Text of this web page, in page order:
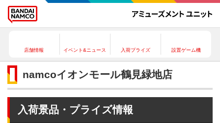
店舗情報 イベント&ニュース 入荷プライズ 設置ゲーム機
namcoイオンモール鶴見緑地店
入荷景品・プライズ情報